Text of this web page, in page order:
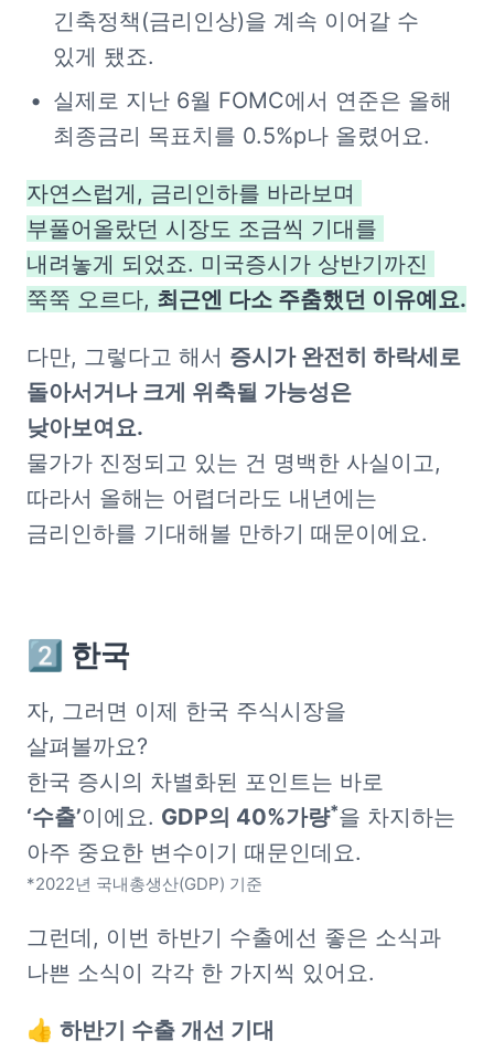
긴축정책(금리인상)을 계속 이어갈 수
있게 됐죠.
실제로 지난 6월 FOMC에서 연준은 올해
최종금리 목표치를 0.5%p나 올렸어요.
자연스럽게, 금리인하를 바라보며
부풀어올랐던 시장도 조금씩 기대를
내려놓게 되었죠. 미국증시가 상반기까진
쭉쭉 오르다, 최근엔 다소 주춤했던 이유예요.
다만, 그렇다고 해서 증시가 완전히 하락세로
돌아서거나 크게 위축될 가능성은
낮아보여요.
물가가 진정되고 있는 건 명백한 사실이고,
따라서 올해는 어렵더라도 내년에는
금리인하를 기대해볼 만하기 때문이에요.
2️⃣ 한국
자, 그러면 이제 한국 주식시장을
살펴볼까요?
‘수출’이에요. GDP의 40%가량*을 차지하는
*2022년 국내총생산(GDP) 기준
그런데, 이번 하반기 수출에선 좋은 소식과
나쁜 소식이 각각 한 가지씩 있어요.
👍 하반기 수출 개선 기대